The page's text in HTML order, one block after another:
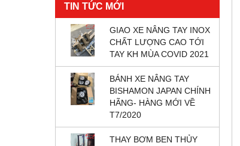
TIN TỨC MỚI
GIAO XE NÂNG TAY INOX
CHẤT LƯỢNG CAO TỚI
TAY KH MÙA COVID 2021
BÁNH XE NÂNG TAY
BISHAMON JAPAN CHÍNH
HÃNG- HÀNG MỚI VỀ
T7/2020
THAY BƠM BEN THỦY